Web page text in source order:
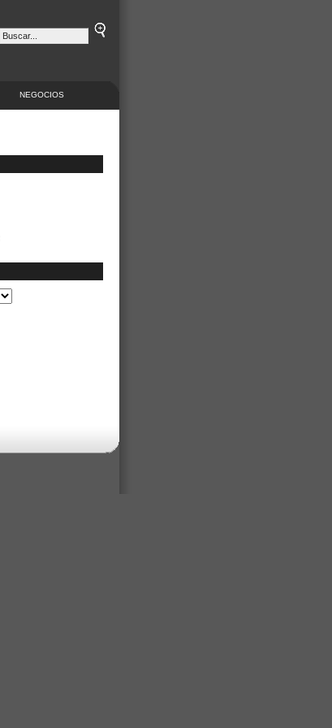
NEGOCIOS